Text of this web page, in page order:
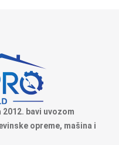
2012. bavi uvozom
opreme, mašina i